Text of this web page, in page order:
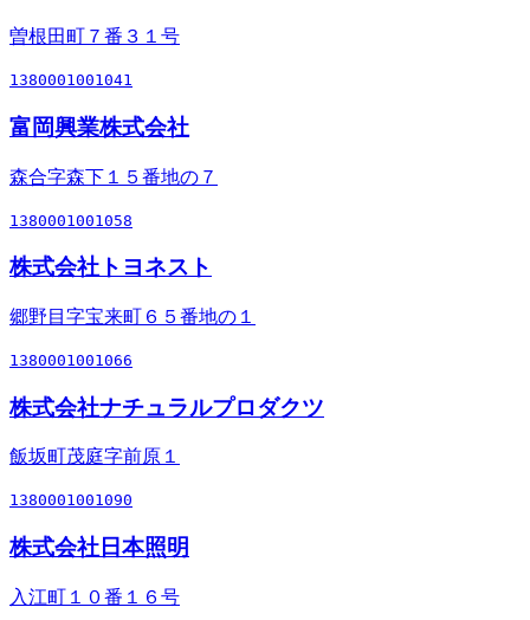
曽根田町７番３１号
1380001001041
富岡興業株式会社
森合字森下１５番地の７
1380001001058
株式会社トヨネスト
郷野目字宝来町６５番地の１
1380001001066
株式会社ナチュラルプロダクツ
飯坂町茂庭字前原１
1380001001090
株式会社日本照明
入江町１０番１６号